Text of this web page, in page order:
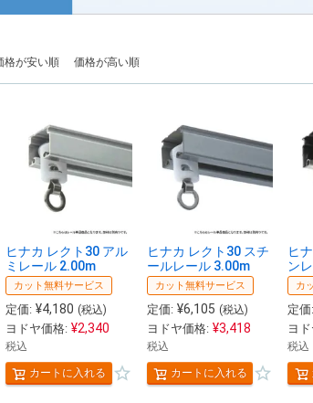
格が安い順 価格が高い順
ヒナカ レクト30 アル
ミレール 2.00m
カット無料サービス
定価: ¥4,180 (税込)
ヨドヤ価格: ¥2,340
税込
カートに入れる
ヒナカ レクト30 スチ
ールレール 3.00m
カット無料サービス
定価: ¥6,105 (税込)
ヨドヤ価格: ¥3,418
税込
カートに入れる
ヒ
ン
カ
定価:
ヨ
税込